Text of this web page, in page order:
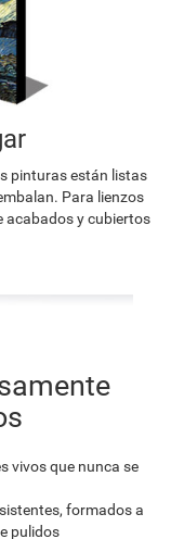
pinturas están listas
Para lienzos
acabados y cubiertos
vivos que nunca se
formados a
pulidos